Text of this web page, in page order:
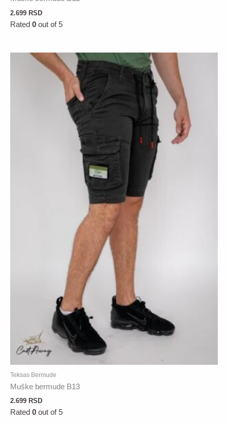
2.699 RSD
Rated 0 out of 5
Teksas Bermude
Muške bermude B13
2.699 RSD
Rated 0 out of 5